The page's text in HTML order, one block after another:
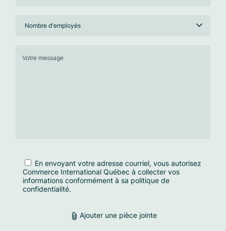
En envoyant votre adresse courriel, vous autorisez
Commerce International Québec à collecter vos
informations conformément à sa politique de
confidentialité.
Ajouter une pièce jointe